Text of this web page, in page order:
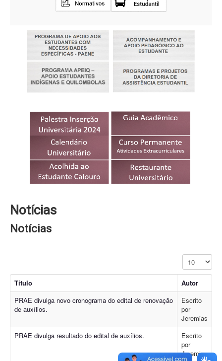
Diretoria de Assistência Estudantil
Diretoria de Desenvolvimento do Estudante
Arquivos
Memória
Notícias
Notícias
Exibir #
Título
Autor
PRAE divulga novo cronograma do edital de renovação
de auxílios.
Escrito
por
Jeremias
PRAE divulga resultado do edital de auxílios.
Escrito
por
Jeremias